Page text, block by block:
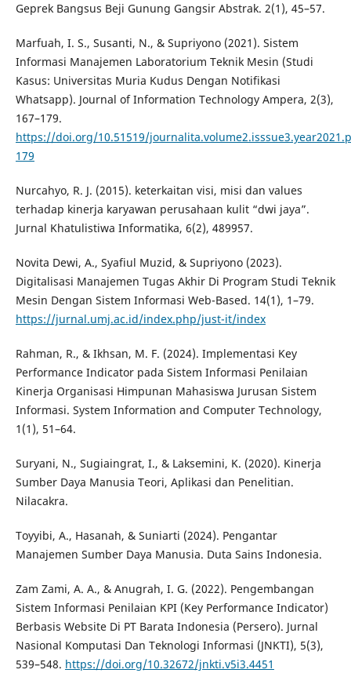
Geprek Bangsus Beji Gunung Gangsir Abstrak. 2(1), 45–57.
Marfuah, I. S., Susanti, N., & Supriyono (2021). Sistem
Informasi Manajemen Laboratorium Teknik Mesin (Studi
Kasus: Universitas Muria Kudus Dengan Notifikasi
Whatsapp). Journal of Information Technology Ampera, 2(3),
167–179.
https://doi.org/10.51519/
179
Nurcahyo, R. J. (2015). keterkaitan visi, misi dan values
terhadap kinerja karyawan perusahaan kulit “dwi jaya”.
Jurnal Khatulistiwa Informatika, 6(2), 489957.
Novita Dewi, A., Syafiul Muzid, & Supriyono (2023).
Digitalisasi Manajemen Tugas Akhir Di Program Studi Teknik
Mesin Dengan Sistem Informasi Web-Based. 14(1), 1–79.
https://jurnal.umj.ac.id/index.php/just-it/index
Rahman, R., & Ikhsan, M. F. (2024). Implementasi Key
Performance Indicator pada Sistem Informasi Penilaian
Kinerja Organisasi Himpunan Mahasiswa Jurusan Sistem
Informasi. System Information and Computer Technology,
1(1), 51–64.
Suryani, N., Sugiaingrat, I., & Laksemini, K. (2020). Kinerja
Sumber Daya Manusia Teori, Aplikasi dan Penelitian.
Nilacakra.
Toyyibi, A., Hasanah, & Suniarti (2024). Pengantar
Manajemen Sumber Daya Manusia. Duta Sains Indonesia.
Zam Zami, A. A., & Anugrah, I. G. (2022). Pengembangan
Sistem Informasi Penilaian KPI (Key Performance Indicator)
Berbasis Website Di PT Barata Indonesia (Persero). Jurnal
Nasional Komputasi Dan Teknologi Informasi (JNKTI), 5(3),
539–548. https://doi.org/10.32672/jnkti.v5i3.4451